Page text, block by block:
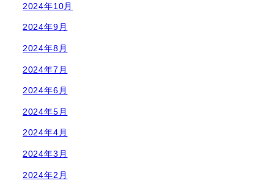
2024年10月
2024年9月
2024年8月
2024年7月
2024年6月
2024年5月
2024年4月
2024年3月
2024年2月